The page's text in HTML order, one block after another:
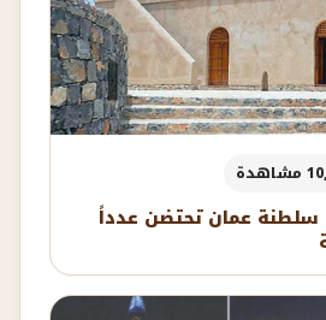
سلطنة عمان تحتضن عدداً